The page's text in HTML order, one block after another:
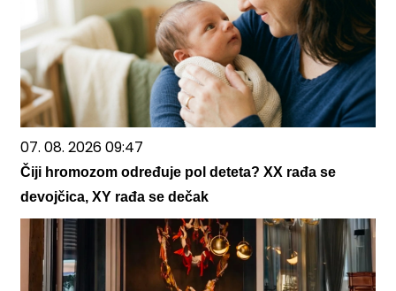
07. 08. 2026 09:47
Čiji hromozom određuje pol deteta? XX rađa se
devojčica, XY rađa se dečak